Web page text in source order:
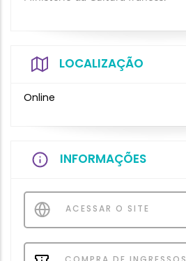
LOCALIZAÇÃO
Online
INFORMAÇÕES
ACESSAR O SITE